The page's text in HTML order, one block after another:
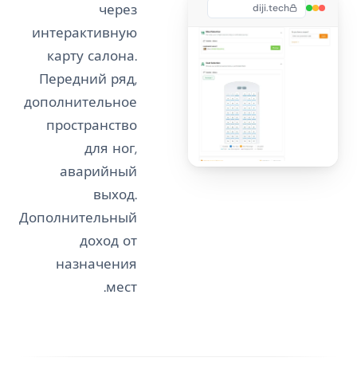
diji.tech
через
интерактивную
карту салона.
Передний ряд,
дополнительное
пространство
для ног,
аварийный
выход.
Дополнительный
доход от
назначения
мест.